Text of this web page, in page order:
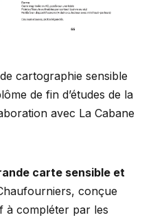
cartographie sensible
de fin d’études de la
avec La Cabane
carte sensible et
conçue
à compléter par les